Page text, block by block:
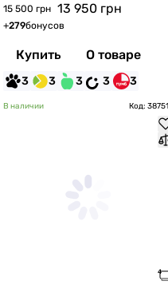
15 500 грн 13 950 грн
+279бонусов
Купить О товаре
3 3 3 3 3
В наличии Код: